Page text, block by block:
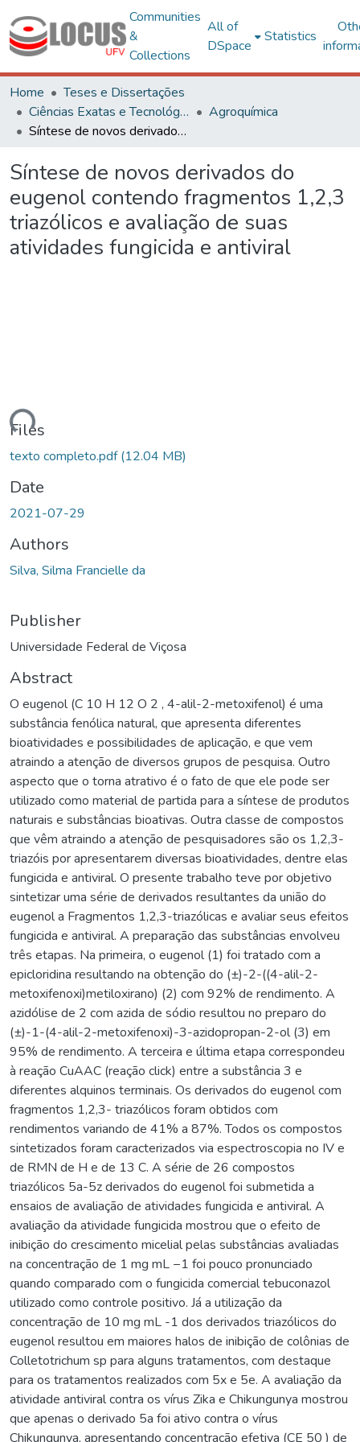
Communities
&
Collections
All of
DSpace
Statistics
Home
Teses e Dissertações
Ciências Exatas e Tecnológicas
Agroquímica
Síntese de novos derivados do eugenol contendo fragmentos 1,2,3 triazólicos e avaliação de suas atividades fungicida e antiviral
Síntese de novos derivados do
eugenol contendo fragmentos 1,2,3
triazólicos e avaliação de suas
atividades fungicida e antiviral
Files
texto completo.pdf(12.04 MB)
Date
2021-07-29
Authors
Silva, Silma Francielle da
Publisher
Universidade Federal de Viçosa
Abstract
O eugenol (C 10 H 12 O 2 , 4-alil-2-metoxifenol) é uma
substância fenólica natural, que apresenta diferentes
bioatividades e possibilidades de aplicação, e que vem
atraindo a atenção de diversos grupos de pesquisa. Outro
aspecto que o torna atrativo é o fato de que ele pode ser
utilizado como material de partida para a síntese de produtos
naturais e substâncias bioativas. Outra classe de compostos
que vêm atraindo a atenção de pesquisadores são os 1,2,3-
triazóis por apresentarem diversas bioatividades, dentre elas
fungicida e antiviral. O presente trabalho teve por objetivo
sintetizar uma série de derivados resultantes da união do
eugenol a Fragmentos 1,2,3-triazólicas e avaliar seus efeitos
fungicida e antiviral. A preparação das substâncias envolveu
três etapas. Na primeira, o eugenol (1) foi tratado com a
epicloridina resultando na obtenção do (±)-2-((4-alil-2-
metoxifenoxi)metiloxirano) (2) com 92% de rendimento. A
azidólise de 2 com azida de sódio resultou no preparo do
(±)-1-(4-alil-2-metoxifenoxi)-3-azidopropan-2-ol (3) em
95% de rendimento. A terceira e última etapa correspondeu
à reação CuAAC (reação click) entre a substância 3 e
diferentes alquinos terminais. Os derivados do eugenol com
fragmentos 1,2,3- triazólicos foram obtidos com
rendimentos variando de 41% a 87%. Todos os compostos
sintetizados foram caracterizados via espectroscopia no IV e
de RMN de H e de 13 C. A série de 26 compostos
triazólicos 5a-5z derivados do eugenol foi submetida a
ensaios de avaliação de atividades fungicida e antiviral. A
avaliação da atividade fungicida mostrou que o efeito de
inibição do crescimento micelial pelas substâncias avaliadas
na concentração de 1 mg mL −1 foi pouco pronunciado
quando comparado com o fungicida comercial tebuconazol
utilizado como controle positivo. Já a utilização da
concentração de 10 mg mL -1 dos derivados triazólicos do
eugenol resultou em maiores halos de inibição de colônias de
Colletotrichum sp para alguns tratamentos, com destaque
para os tratamentos realizados com 5x e 5e. A avaliação da
atividade antiviral contra os vírus Zika e Chikungunya mostrou
que apenas o derivado 5a foi ativo contra o vírus
Chikungunya, apresentando concentração efetiva (CE 50 ) de